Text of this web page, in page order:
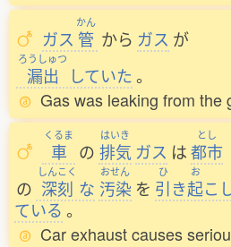
ガス
かん
管 から ガス が
ろうしゅつ
漏出 していた。
Gas was leaking from the
くるま
車 の
はいき
排気 ガス は
とし
都市
の
しんこく
深刻 な
おせん
汚染 を
ひ
引き
お
起こ
ている 。
Car exhaust causes